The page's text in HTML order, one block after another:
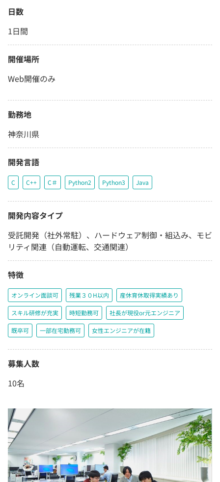
日数
1日間
開催場所
Web開催のみ
勤務地
神奈川県
開発言語
C C++ C＃ Python2 Python3 Java
開発内容タイプ
受託開発（社外常駐）、ハードウェア制御・組込み、モビ
リティ関連（自動運転、交通関連）
特徴
オンライン面談可 残業３０H以内 産休育休取得実績あり
スキル研修が充実 時短勤務可 社長が現役or元エンジニア
既卒可 一部在宅勤務可 女性エンジニアが在籍
募集人数
10名